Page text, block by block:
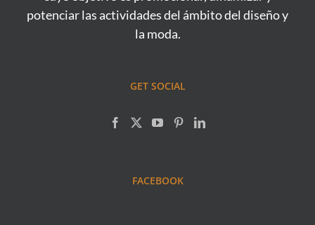
potenciar las actividades del ámbito del diseño y
la moda.
GET SOCIAL
FACEBOOK